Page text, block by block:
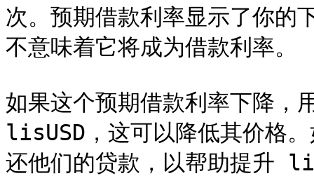
次。预期借款利率显示了你
不意味着它将成为借款利率。
如果这个预期借款利率下降，
lisUSD，这可以降低其价格
还他们的贷款，以帮助提升